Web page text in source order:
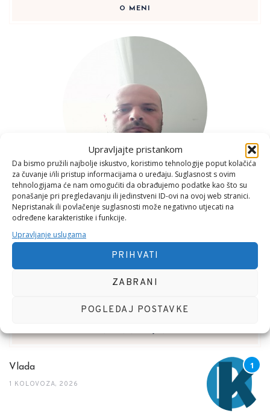
Upravljajte pristankom
Da bismo pružili najbolje iskustvo, koristimo tehnologije poput kolačića
za čuvanje i/ili pristup informacijama o uređaju. Suglasnost s ovim
tehnologijama će nam omogućiti da obrađujemo podatke kao što su
ponašanje pri pregledavanju ili jedinstveni ID-ovi na ovoj web stranici.
Nepristanak ili povlačenje suglasnosti može negativno utjecati na
određene karakteristike i funkcije.
Upravljanje uslugama
PRIHVATI
ZABRANI
POGLEDAJ POSTAVKE
O MENI
Konzultant, Anqvadropolog, Pjesnik i Top Menadžer
Vlada
1 KOLOVOZA, 2026